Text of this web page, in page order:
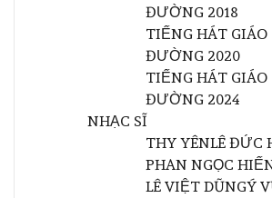
ĐƯỜNG 2018
TIẾNG HÁT GIÁO
ĐƯỜNG 2020
TIẾNG HÁT GIÁO
ĐƯỜNG 2024
NHẠC SĨ
THY YÊNLÊ ĐỨC
PHAN NGỌC
LÊ VIỆT DŨNGÝ